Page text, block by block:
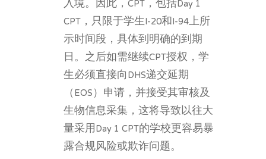
CPT，只限于学生I-20和I-94上所
示时间段，具体到明确的到期
日。之后如需继续CPT授权，学
生必须直接向DHS递交延期
（EOS）申请，并接受其审核及
生物信息采集，这将导致以往大
量采用Day 1 CPT的学校更容易暴
露合规风险或欺诈问题。